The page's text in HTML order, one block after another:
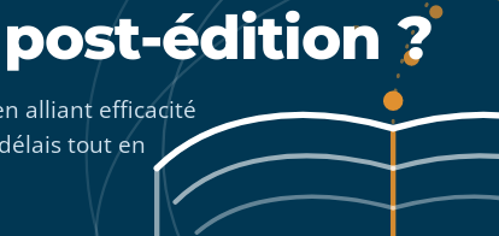
édition ?
alliant efficacité
tout en